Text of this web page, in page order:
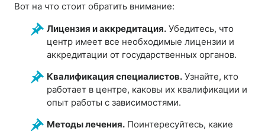
Вот на что стоит обратить внимание:
Лицензия и аккредитация. Убедитесь, что
центр имеет все необходимые лицензии и
аккредитации от государственных органов.
Квалификация специалистов. Узнайте, кто
работает в центре, каковы их квалификации и
опыт работы с зависимостями.
Методы лечения. Поинтересуйтесь, какие